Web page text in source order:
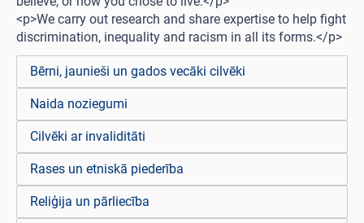
<p>We carry out research and share expertise to help fight
discrimination, inequality and racism in all its forms.</p>
Bērni, jaunieši un gados vecāki cilvēki
Naida noziegumi
Cilvēki ar invaliditāti
Rases un etniskā piederība
Reliģija un pārliecība